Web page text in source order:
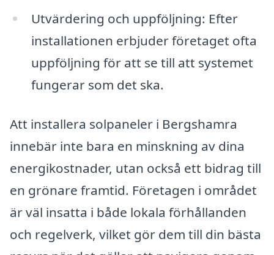
Utvärdering och uppföljning: Efter
installationen erbjuder företaget ofta
uppföljning för att se till att systemet
fungerar som det ska.
Att installera solpaneler i Bergshamra
innebär inte bara en minskning av dina
energikostnader, utan också ett bidrag till
en grönare framtid. Företagen i området
är väl insatta i både lokala förhållanden
och regelverk, vilket gör dem till din bästa